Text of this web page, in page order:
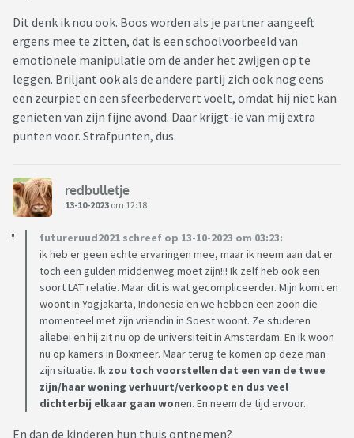
Dit denk ik nou ook. Boos worden als je partner aangeeft
ergens mee te zitten, dat is een schoolvoorbeeld van
emotionele manipulatie om de ander het zwijgen op te
leggen. Briljant ook als de andere partij zich ook nog eens
een zeurpiet en een sfeerbedervert voelt, omdat hij niet kan
genieten van zijn fijne avond. Daar krijgt-ie van mij extra
punten voor. Strafpunten, dus.
redbulletje
13-10-2023 om 12:18
futureruud2021 schreef op 13-10-2023 om 03:23:
ik heb er geen echte ervaringen mee, maar ik neem aan dat er
toch een gulden middenweg moet zijn!!! Ik zelf heb ook een
soort LAT relatie. Maar dit is wat gecompliceerder. Mijn komt en
woont in Yogjakarta, Indonesia en we hebben een zoon die
momenteel met zijn vriendin in Soest woont. Ze studeren
aĺlebei en hij zit nu op de universiteit in Amsterdam. En ik woon
nu op kamers in Boxmeer. Maar terug te komen op deze man
zijn situatie. Ik zou toch voorstellen dat een van de twee
zijn/haar woning verhuurt/verkoopt en dus veel
dichterbij elkaar gaan wonen. En neem de tijd ervoor.
En dan de kinderen hun thuis ontnemen?